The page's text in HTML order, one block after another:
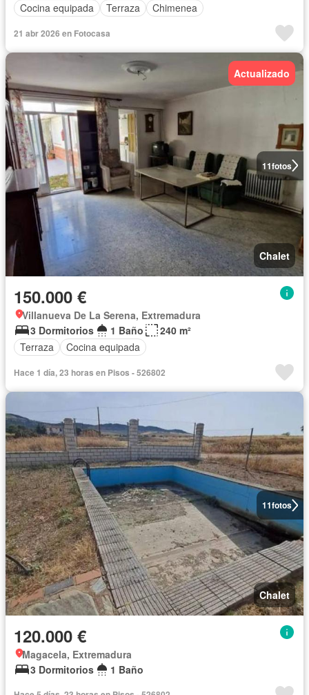
Cocina equipada
Terraza Chimenea
21 abr 2026 en Fotocasa
11fotos
Actualizado
Chalet
150.000 €
Villanueva De La Serena, Extremadura
3 Dormitorios
1 Baño
240 m²
Terraza
Cocina equipada
Hace 1 día, 23 horas en Pisos - 526802
11fotos
Chalet
120.000 €
Magacela, Extremadura
3 Dormitorios
1 Baño